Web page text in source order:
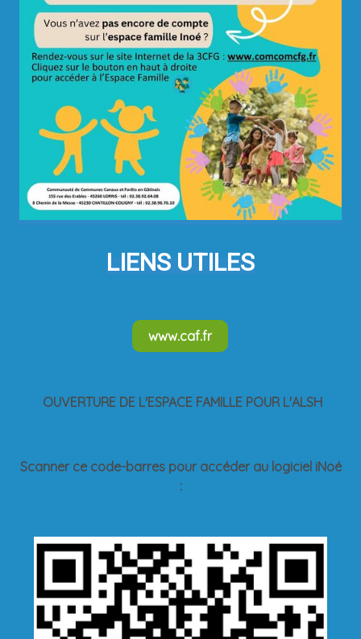
LIENS UTILES
www.caf.fr
OUVERTURE DE L'ESPACE FAMILLE POUR L'ALSH
Scanner ce code-barres pour accéder au logiciel iNoé
: